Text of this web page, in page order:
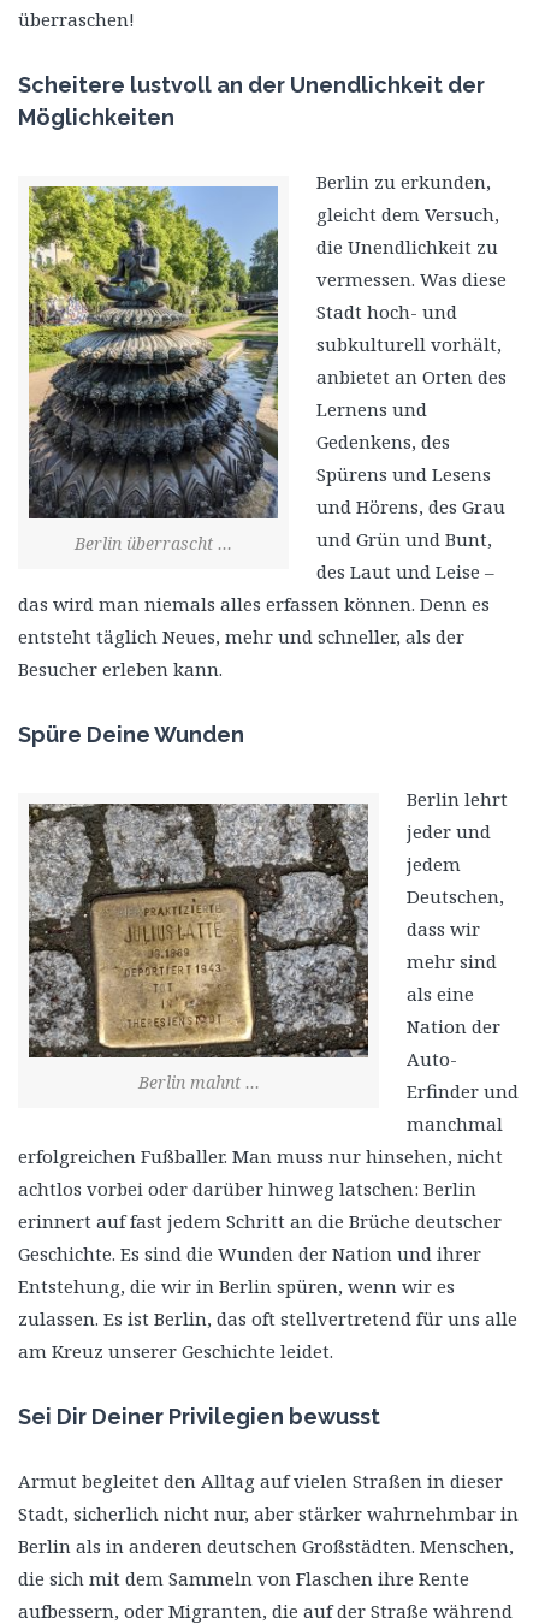
überraschen!
Scheitere lustvoll an der Unendlichkeit der
Möglichkeiten
Berlin überrascht …
Berlin zu erkunden,
gleicht dem Versuch,
die Unendlichkeit zu
vermessen. Was diese
Stadt hoch- und
subkulturell vorhält,
anbietet an Orten des
Lernens und
Gedenkens, des
Spürens und Lesens
und Hörens, des Grau
und Grün und Bunt,
des Laut und Leise –
das wird man niemals alles erfassen können. Denn es
entsteht täglich Neues, mehr und schneller, als der
Besucher erleben kann.
Spüre Deine Wunden
Berlin mahnt …
Berlin lehrt
jeder und
jedem
Deutschen,
dass wir
mehr sind
als eine
Nation der
Auto-
Erfinder und
manchmal
erfolgreichen Fußballer. Man muss nur hinsehen, nicht
achtlos vorbei oder darüber hinweg latschen: Berlin
erinnert auf fast jedem Schritt an die Brüche deutscher
Geschichte. Es sind die Wunden der Nation und ihrer
Entstehung, die wir in Berlin spüren, wenn wir es
zulassen. Es ist Berlin, das oft stellvertretend für uns alle
am Kreuz unserer Geschichte leidet.
Sei Dir Deiner Privilegien bewusst
Armut begleitet den Alltag auf vielen Straßen in dieser
Stadt, sicherlich nicht nur, aber stärker wahrnehmbar in
Berlin als in anderen deutschen Großstädten. Menschen,
die sich mit dem Sammeln von Flaschen ihre Rente
aufbessern, oder Migranten, die auf der Straße während